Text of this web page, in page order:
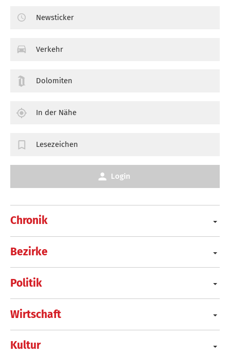
Chronik
Bezirke
Politik
Wirtschaft
Kultur
Newsticker
Verkehr
Dolomiten
In der Nähe
Lesezeichen
Login